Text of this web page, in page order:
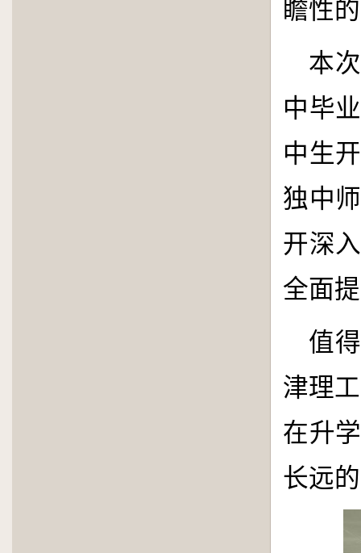
瞻性
本
中毕
中生
独中
开深
全面
值
津理
在升
长远